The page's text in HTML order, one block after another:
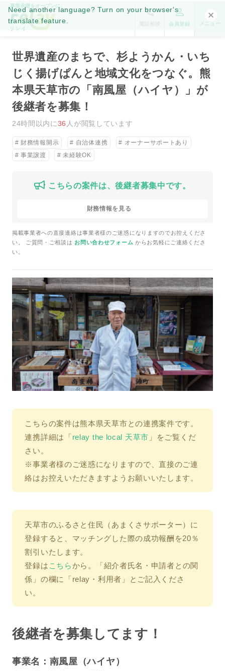
Need another language? Turn on your browser's
translate feature.
事業承継をオープンに。
会員登録 メニュー
世界遺産のまちで、杉ようかん・いち
じく揚げぱんと地域文化をつなぐ。熊
本県天草市の「南風屋（ハイヤ）」が
後継者を募集！
24時間以内に36 人が閲覧しています
財務情報開示 自治体連携
オーナーサポートあり
事業譲渡
未経験OK
こちらの案件は、後継者募集中です。
財務情報を見る
掲載事業者への直接連絡は事業者様のご迷惑になりますのでお控えくださ
い。 ご質問・ご相談は お問い合わせフォーム からお気軽にご連絡くださ
い。
こちらの案件は熊本県天草市との連携案件です。
連携詳細は「relay the local 天草市 」をご覧くだ
さい。
※事業者様のご迷惑になりますので、直接のご連
絡はお控えいただきますようお願いいたします。
天草市のふるさと住民（あまくさサポーター）に
登録すると、マッチングした際の成功報酬を20％
割引いたします。
登録は こちら から。「紹介者氏名・申請者との関
係」の欄に「relay・利用者」とご記入くださ
い。
後継者を募集してます！
事業名：南風屋（ハイヤ）